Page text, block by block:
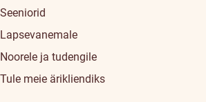
Seeniorid
Lapsevanemale
Noorele ja tudengile
Tule meie ärikliendiks